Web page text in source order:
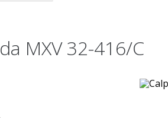
MXV 32-416/C